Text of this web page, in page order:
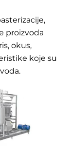
proizvoda
okus,
koje su